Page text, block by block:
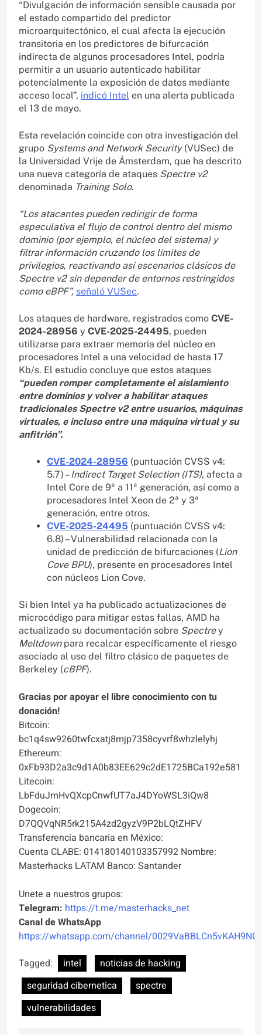
“Divulgación de información sensible causada por
el estado compartido del predictor
microarquitectónico, el cual afecta la ejecución
transitoria en los predictores de bifurcación
indirecta de algunos procesadores Intel, podría
permitir a un usuario autenticado habilitar
potencialmente la exposición de datos mediante
acceso local”, indicó Intel en una alerta publicada
el 13 de mayo.
Esta revelación coincide con otra investigación del
grupo Systems and Network Security(VUSec) de
la Universidad Vrije de Ámsterdam, que ha descrito
una nueva categoría de ataques Spectre v2
denominada Training Solo.
“Los atacantes pueden redirigir de forma
especulativa el flujo de control dentro del mismo
dominio (por ejemplo, el núcleo del sistema) y
filtrar información cruzando los límites de
privilegios, reactivando así escenarios clásicos de
Spectre v2 sin depender de entornos restringidos
como eBPF”, señaló VUSec.
Los ataques de hardware, registrados como CVE-
2024-28956 y CVE-2025-24495, pueden
utilizarse para extraer memoria del núcleo en
procesadores Intel a una velocidad de hasta 17
Kb/s. El estudio concluye que estos ataques
“pueden romper completamente el aislamiento
entre dominios y volver a habilitar ataques
tradicionales Spectre v2 entre usuarios, máquinas
virtuales, e incluso entre una máquina virtual y su
anfitrión”.
CVE-2024-28956 (puntuación CVSS v4:
5.7) –Indirect Target Selection (ITS), afecta a
Intel Core de 9ª a 11ª generación, así como a
procesadores Intel Xeon de 2ª y 3ª
generación, entre otros.
CVE-2025-24495 (puntuación CVSS v4:
6.8) – Vulnerabilidad relacionada con la
unidad de predicción de bifurcaciones (Lion
Cove BPU), presente en procesadores Intel
con núcleos Lion Cove.
Si bien Intel ya ha publicado actualizaciones de
microcódigo para mitigar estas fallas, AMD ha
actualizado su documentación sobre Spectrey
Meltdownpara recalcar específicamente el riesgo
asociado al uso del filtro clásico de paquetes de
Berkeley (cBPF).
Gracias por apoyar el libre conocimiento con tu
donación!
Bitcoin:
bc1q4sw9260twfcxatj8mjp7358cyvrf8whzlelyhj
Ethereum:
0xFb93D2a3c9d1A0b83EE629c2dE1725BCa192e581
Litecoin:
LbFduJmHvQXcpCnwfUT7aJ4DYoWSL3iQw8
Dogecoin:
D7QQVqNR5rk215A4zd2gyzV9P2bLQtZHFV
Transferencia bancaria en México:
Cuenta CLABE: 014180140103357992 Nombre:
Masterhacks LATAM Banco: Santander
Unete a nuestros grupos:
Telegram: https://t.me/masterhacks_net
Canal de WhatsApp
https://whatsapp.com/channel/
Tagged:
intel
noticias de hacking
seguridad cibernetica
spectre
vulnerabilidades